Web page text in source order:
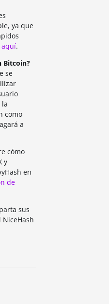
ya que
aquí.
Bitcoin?
se
la
como
a
cómo
y
en
de
sus